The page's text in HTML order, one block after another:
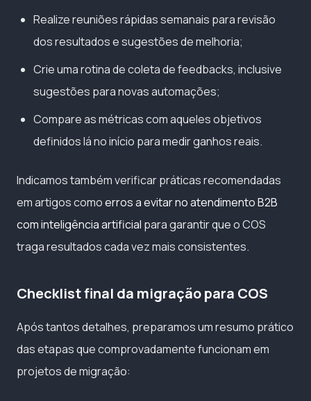
Realize reuniões rápidas semanais para revisão
dos resultados e sugestões de melhoria;
Crie uma rotina de coleta de feedbacks, inclusive
sugestões para novas automações;
Compare as métricas com aqueles objetivos
definidos lá no início para medir ganhos reais.
Indicamos também verificar práticas recomendadas
em artigos comoerros a evitar no atendimento B2B
com inteligência artificial para garantir que o COS
traga resultados cada vez mais consistentes.
Checklist final da migração para COS
Após tantos detalhes, preparamos um resumo prático
das etapas que comprovadamente funcionam em
projetos de migração: